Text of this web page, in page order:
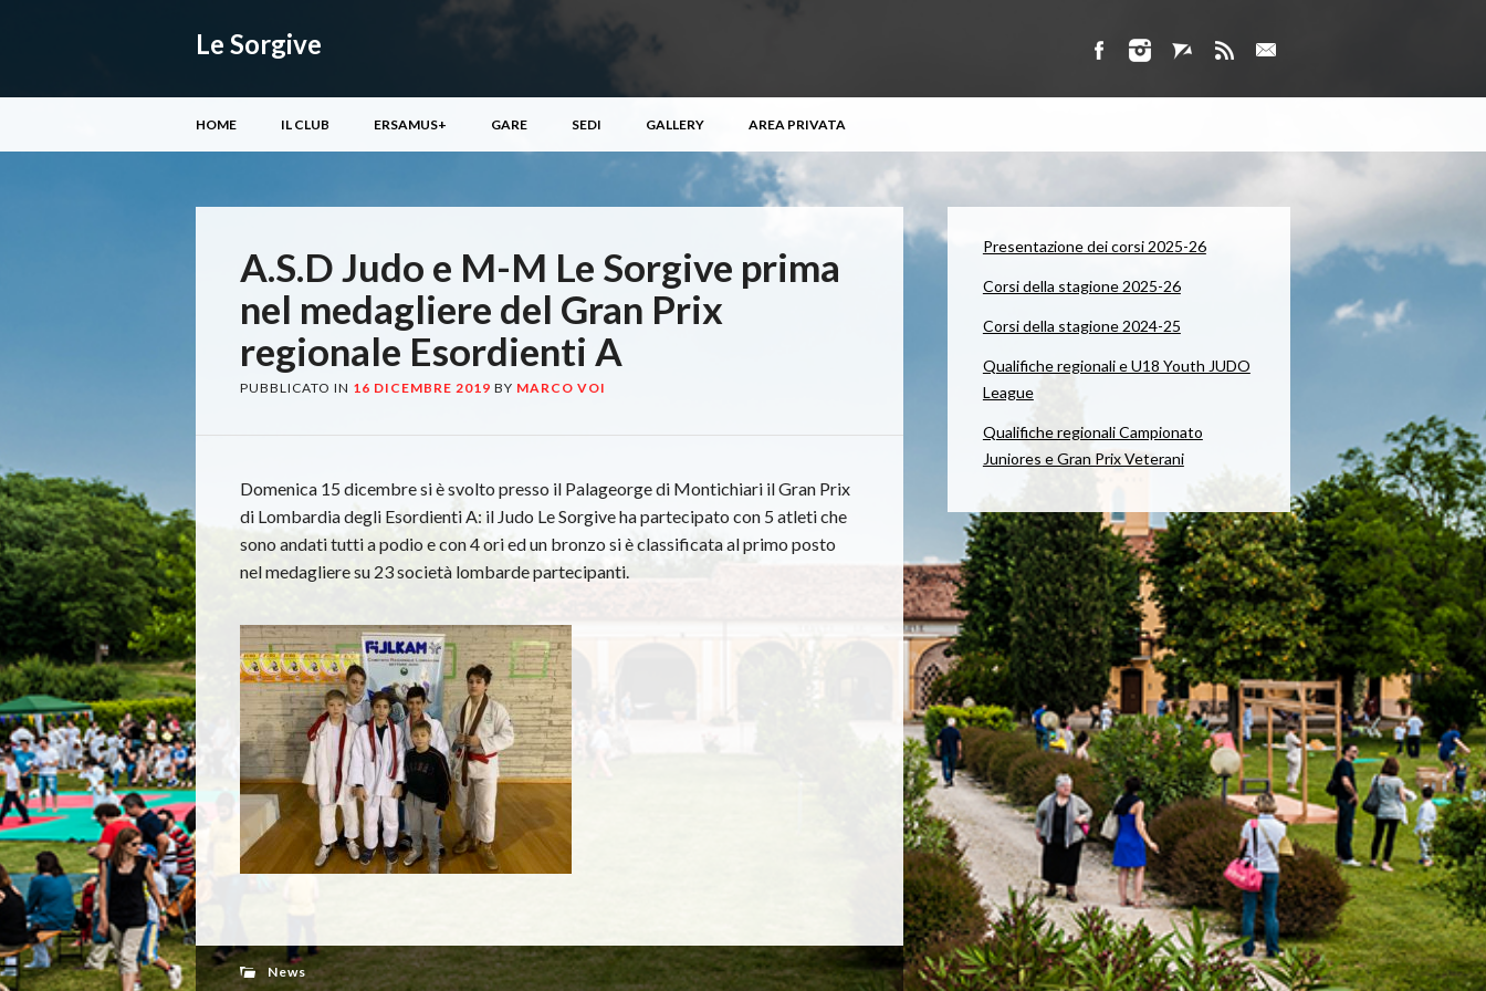
Le Sorgive
Menu principale
HOME IL CLUB ERSAMUS+ GARE SEDI GALLERY AREA PRIVATA
A.S.D Judo e M-M Le Sorgive prima
nel medagliere del Gran Prix
regionale Esordienti A
PUBBLICATO IN 16 DICEMBRE 2019 BY MARCO VOI
Domenica 15 dicembre si è svolto presso il Palageorge di Montichiari il Gran Prix
di Lombardia degli Esordienti A: il Judo Le Sorgive ha partecipato con 5 atleti che
sono andati tutti a podio e con 4 ori ed un bronzo si è classificata al primo posto
nel medagliere su 23 società lombarde partecipanti.
News
Presentazione dei corsi 2025-26
Corsi della stagione 2025-26
Corsi della stagione 2024-25
Qualifiche regionali e U18 Youth JUDO
League
Qualifiche regionali Campionato
Juniores e Gran Prix Veterani